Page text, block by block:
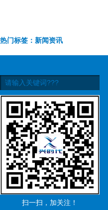
热门标签：新闻资讯
扫一扫，加关注！